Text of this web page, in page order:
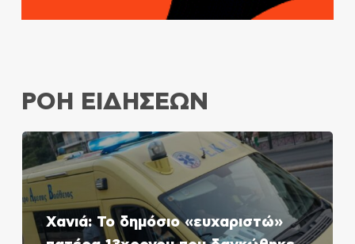
ΡΟΗ ΕΙΔΗΣΕΩΝ
Χανιά: Το δημόσιο «ευχαριστώ»